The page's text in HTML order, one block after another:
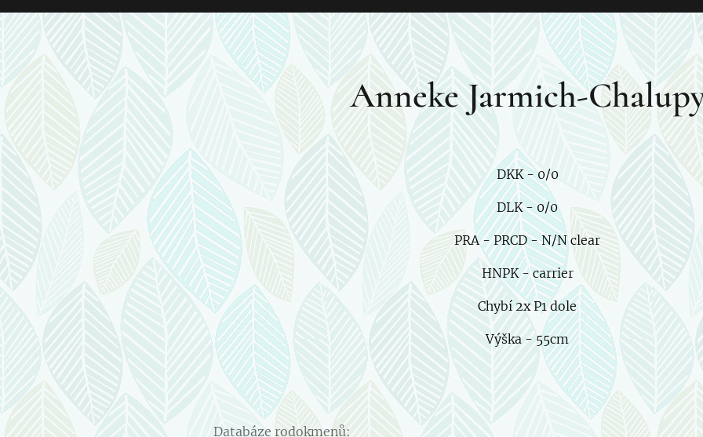
Anneke Jarmich-
DKK - 0/0
DLK - 0/0
PRA - PRCD - N/N clear
HNPK - carrier
Chybí 2x P1 dole
Výška - 55cm
Databáze rodokmenů: